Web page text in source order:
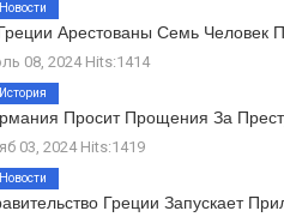
Арестованы Семь Человек
08, 2024 Hits:1414
Новости
Просит Прощения За
03, 2024 Hits:1419
История
Греции Запускает
Новости